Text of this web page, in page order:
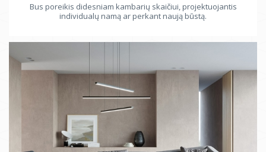
Bus poreikis didesniam kambarių skaičiui, projektuojantis
individualų namą ar perkant naują būstą.